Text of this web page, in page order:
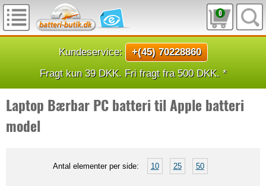
0
Kundeservice:
+(45) 70228860
Fragt kun 39 DKK. Fri fragt fra 500 DKK. *
Laptop Bærbar PC batteri til Apple batteri
model
Antal elementer per side: 10 25 50